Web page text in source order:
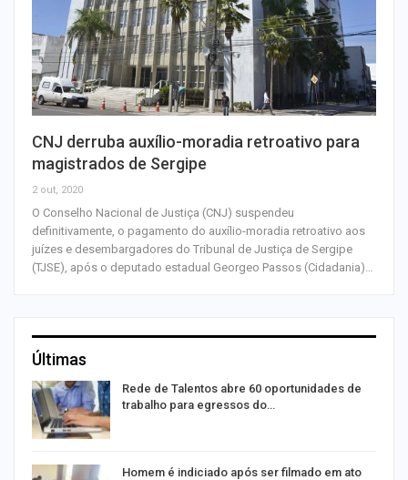
CNJ derruba auxílio-moradia retroativo para
magistrados de Sergipe
2 out, 2020
O Conselho Nacional de Justiça (CNJ) suspendeu
definitivamente, o pagamento do auxílio-moradia retroativo aos
juízes e desembargadores do Tribunal de Justiça de Sergipe
(TJSE), após o deputado estadual Georgeo Passos (Cidadania)…
Últimas
Rede de Talentos abre 60 oportunidades de
trabalho para egressos do…
Homem é indiciado após ser filmado em ato